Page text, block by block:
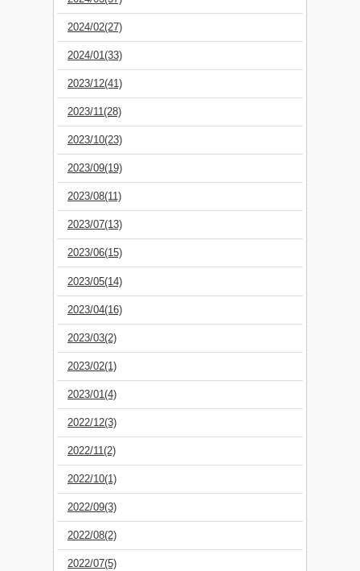
2024/02(27)
2024/01(33)
2023/12(41)
2023/11(28)
2023/10(23)
2023/09(19)
2023/08(11)
2023/07(13)
2023/06(15)
2023/05(14)
2023/04(16)
2023/03(2)
2023/02(1)
2023/01(4)
2022/12(3)
2022/11(2)
2022/10(1)
2022/09(3)
2022/08(2)
2022/07(5)